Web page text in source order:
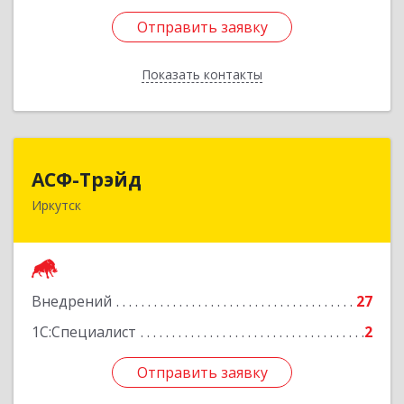
Отправить заявку
Показать контакты
Отправить заявку
Назад
АСФ-Трэйд
Иркутск
Внедрений
27
1С:Специалист
2
Отправить заявку
664022, Иркутская обл, Иркутск г, Лебедева-
Отправить заявку